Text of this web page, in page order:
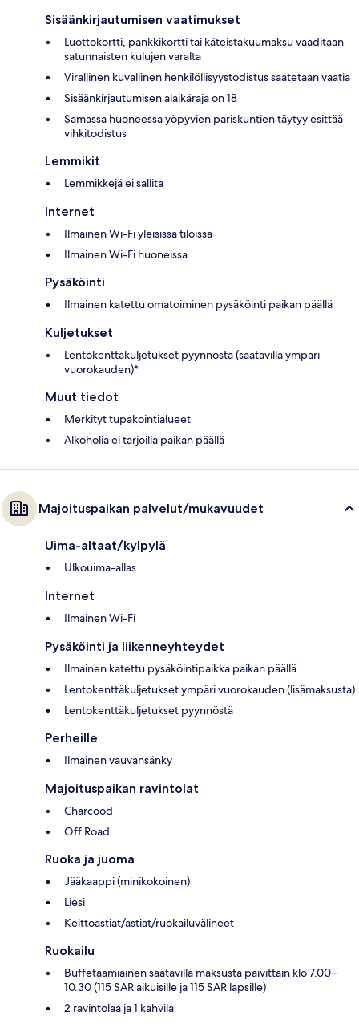
Sisäänkirjautumisen vaatimukset
Luottokortti, pankkikortti tai käteistakuumaksu vaaditaan
satunnaisten kulujen varalta
Virallinen kuvallinen henkilöllisyystodistus saatetaan vaatia
Sisäänkirjautumisen alaikäraja on 18
Samassa huoneessa yöpyvien pariskuntien täytyy esittää
vihkitodistus
Lemmikit
Lemmikkejä ei sallita
Internet
Ilmainen Wi-Fi yleisissä tiloissa
Ilmainen Wi-Fi huoneissa
Pysäköinti
Ilmainen katettu omatoiminen pysäköinti paikan päällä
Kuljetukset
Lentokenttäkuljetukset pyynnöstä (saatavilla ympäri
vuorokauden)*
Muut tiedot
Merkityt tupakointialueet
Alkoholia ei tarjoilla paikan päällä
Majoituspaikan palvelut/mukavuudet
Uima-altaat/kylpylä
Ulkouima-allas
Internet
Ilmainen Wi-Fi
Pysäköinti ja liikenneyhteydet
Ilmainen katettu pysäköintipaikka paikan päällä
Lentokenttäkuljetukset ympäri vuorokauden (lisämaksusta)
Lentokenttäkuljetukset pyynnöstä
Perheille
Ilmainen vauvansänky
Majoituspaikan ravintolat
Charcood
Off Road
Ruoka ja juoma
Jääkaappi (minikokoinen)
Liesi
Keittoastiat/astiat/ruokailuvälineet
Ruokailu
Buffetaamiainen saatavilla maksusta päivittäin klo 7.00–
10.30 (115 SAR aikuisille ja 115 SAR lapsille)
2 ravintolaa ja 1 kahvila